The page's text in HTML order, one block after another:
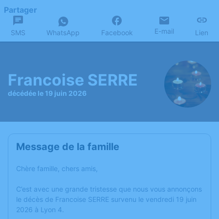
Partager
SMS WhatsApp Facebook E-mail Lien
Francoise SERRE
décédée le 19 juin 2026
Message de la famille
Chère famille, chers amis,
C’est avec une grande tristesse que nous vous annonçons
le décès de Francoise SERRE survenu le vendredi 19 juin
2026 à Lyon 4.